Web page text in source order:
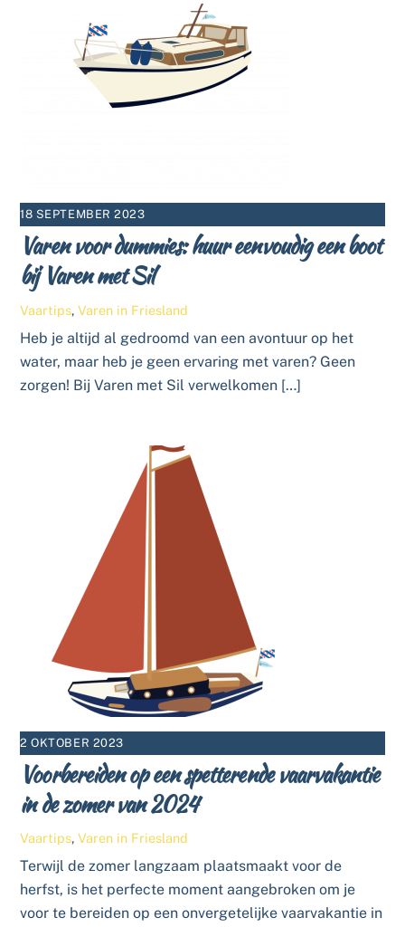
18 SEPTEMBER 2023
Varen voor dummies: huur eenvoudig een boot
bij Varen met Sil
Vaartips,Varen in Friesland
Heb je altijd al gedroomd van een avontuur op het
water, maar heb je geen ervaring met varen? Geen
zorgen! Bij Varen met Sil verwelkomen […]
2 OKTOBER 2023
Voorbereiden op een spetterende vaarvakantie
in de zomer van 2024
Vaartips,Varen in Friesland
Terwijl de zomer langzaam plaatsmaakt voor de
herfst, is het perfecte moment aangebroken om je
voor te bereiden op een onvergetelijke vaarvakantie in